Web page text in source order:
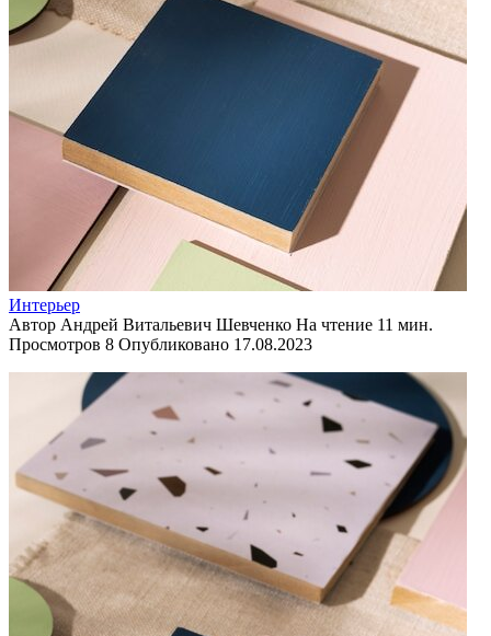
Интерьер
Автор Андрей Витальевич Шевченко На чтение 11 мин.
Просмотров 8 Опубликовано 17.08.2023